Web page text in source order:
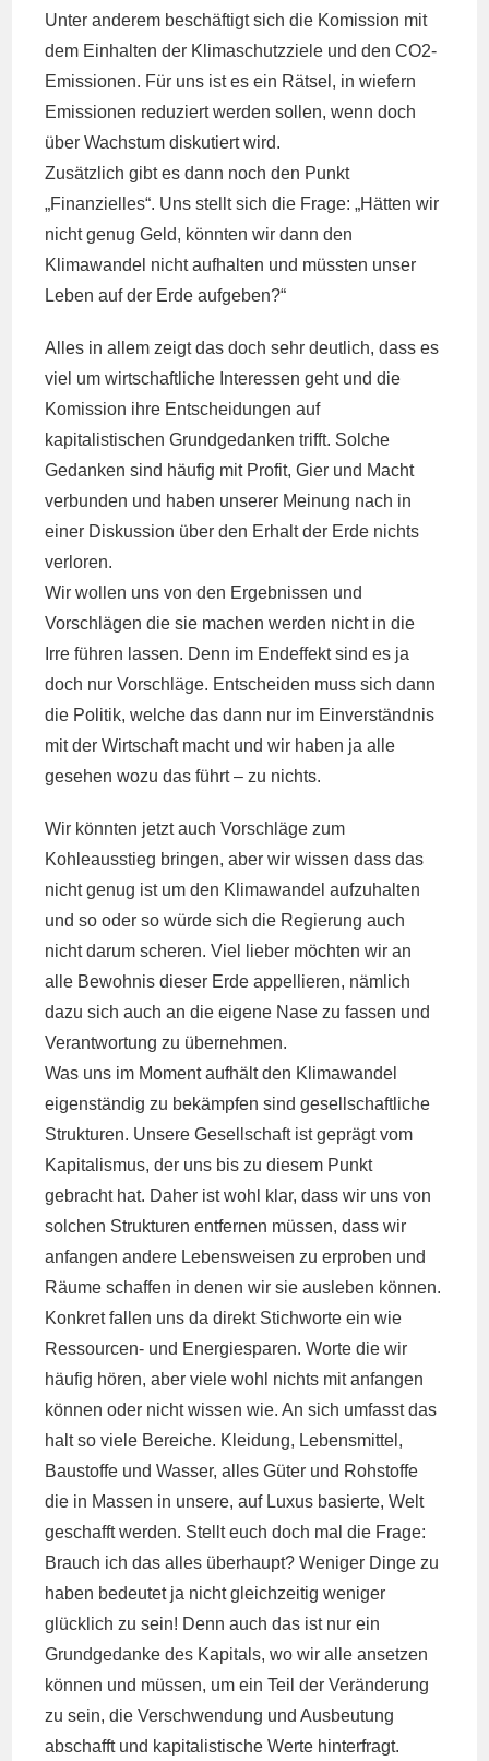
Unter anderem beschäftigt sich die Komission mit
dem Einhalten der Klimaschutzziele und den CO2-
Emissionen. Für uns ist es ein Rätsel, in wiefern
Emissionen reduziert werden sollen, wenn doch
über Wachstum diskutiert wird.
Zusätzlich gibt es dann noch den Punkt
„Finanzielles“. Uns stellt sich die Frage: „Hätten wir
nicht genug Geld, könnten wir dann den
Klimawandel nicht aufhalten und müssten unser
Leben auf der Erde aufgeben?“
Alles in allem zeigt das doch sehr deutlich, dass es
viel um wirtschaftliche Interessen geht und die
Komission ihre Entscheidungen auf
kapitalistischen Grundgedanken trifft. Solche
Gedanken sind häufig mit Profit, Gier und Macht
verbunden und haben unserer Meinung nach in
einer Diskussion über den Erhalt der Erde nichts
verloren.
Wir wollen uns von den Ergebnissen und
Vorschlägen die sie machen werden nicht in die
Irre führen lassen. Denn im Endeffekt sind es ja
doch nur Vorschläge. Entscheiden muss sich dann
die Politik, welche das dann nur im Einverständnis
mit der Wirtschaft macht und wir haben ja alle
gesehen wozu das führt – zu nichts.
Wir könnten jetzt auch Vorschläge zum
Kohleausstieg bringen, aber wir wissen dass das
nicht genug ist um den Klimawandel aufzuhalten
und so oder so würde sich die Regierung auch
nicht darum scheren. Viel lieber möchten wir an
alle Bewohnis dieser Erde appellieren, nämlich
dazu sich auch an die eigene Nase zu fassen und
Verantwortung zu übernehmen.
Was uns im Moment aufhält den Klimawandel
eigenständig zu bekämpfen sind gesellschaftliche
Strukturen. Unsere Gesellschaft ist geprägt vom
Kapitalismus, der uns bis zu diesem Punkt
gebracht hat. Daher ist wohl klar, dass wir uns von
solchen Strukturen entfernen müssen, dass wir
anfangen andere Lebensweisen zu erproben und
Räume schaffen in denen wir sie ausleben können.
Konkret fallen uns da direkt Stichworte ein wie
Ressourcen- und Energiesparen. Worte die wir
häufig hören, aber viele wohl nichts mit anfangen
können oder nicht wissen wie. An sich umfasst das
halt so viele Bereiche. Kleidung, Lebensmittel,
Baustoffe und Wasser, alles Güter und Rohstoffe
die in Massen in unsere, auf Luxus basierte, Welt
geschafft werden. Stellt euch doch mal die Frage:
Brauch ich das alles überhaupt? Weniger Dinge zu
haben bedeutet ja nicht gleichzeitig weniger
glücklich zu sein! Denn auch das ist nur ein
Grundgedanke des Kapitals, wo wir alle ansetzen
können und müssen, um ein Teil der Veränderung
zu sein, die Verschwendung und Ausbeutung
abschafft und kapitalistische Werte hinterfragt.